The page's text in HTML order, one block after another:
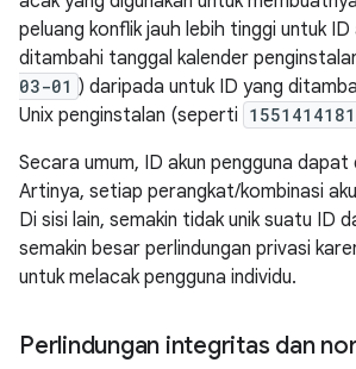
peluang konflik jauh lebih tinggi untuk ID
ditambahi tanggal kalender
03-01 ) daripada untuk ID yang
Unix penginstalan (seperti 1551414181
Secara umum, ID akun pengguna dapat
Artinya, setiap perangkat/kombinasi
Di sisi lain, semakin tidak unik suatu ID
semakin besar perlindungan privasi
untuk melacak pengguna individu.
Perlindungan integritas dan